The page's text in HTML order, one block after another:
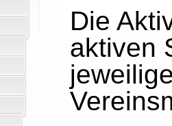
Die
aktiven